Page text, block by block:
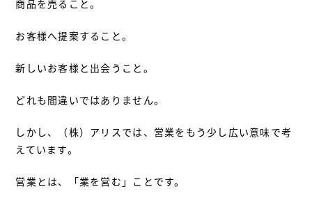
商品を売ること。
お客様へ提案すること。
新しいお客様と出会うこと。
どれも間違いではありません。
しかし、（株）アリスでは、営業をもう少し広い意味で考
えています。
営業とは、「業を営む」ことです。